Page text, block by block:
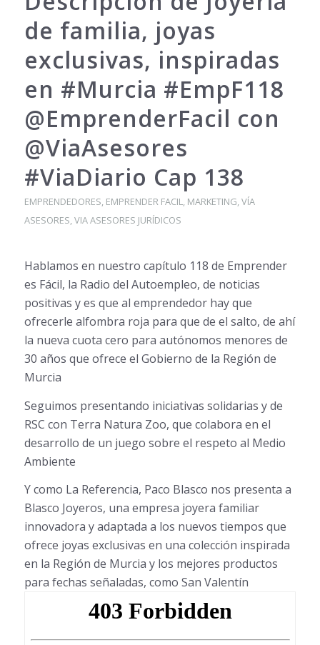
de familia, joyas
exclusivas, inspiradas
en #Murcia #EmpF118
@EmprenderFacil con
@ViaAsesores
#ViaDiario Cap 138
EMPRENDEDORES EMPRENDER FACIL MARKETING VÍA
ASESORES VIA ASESORES JURÍDICOS
Hablamos en nuestro capítulo 118 de Emprender
es Fácil, la Radio del Autoempleo, de noticias
positivas y es que al emprendedor hay que
ofrecerle alfombra roja para que de el salto, de ahí
la nueva cuota cero para autónomos menores de
30 años que ofrece el Gobierno de la Región de
Murcia
Seguimos presentando iniciativas solidarias y de
RSC con Terra Natura Zoo, que colabora en el
desarrollo de un juego sobre el respeto al Medio
Ambiente
Y como La Referencia, Paco Blasco nos presenta a
Blasco Joyeros, una empresa joyera familiar
innovadora y adaptada a los nuevos tiempos que
ofrece joyas exclusivas en una colección inspirada
en la Región de Murcia y los mejores productos
para fechas señaladas, como San Valentín